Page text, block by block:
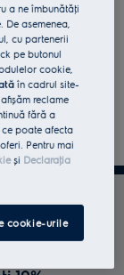
a ne îmbunătăţi
asemenea,
cu partenerii
pe butonul
cookie,
în cadrul site-
reclame
fără a
poate afecta
Pentru mai
și Declaraţia
cookie-urile